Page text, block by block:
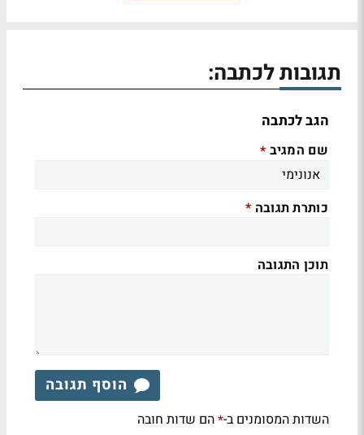
תגובות לכתבה:
הגב לכתבה
שם המגיב *
כותרת תגובה *
תוכן התגובה
הוסף תגובה
השדות המסומנים ב-*הם שדות חובה